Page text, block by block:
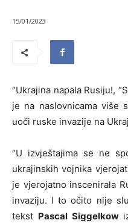
15/01/2023
“Ukrajina napala Rusiju!,
je na naslovnicama više
uoči ruske invazije na
“U izvještajima se ne
ukrajinskih vojnika
je vjerojatno inscenirala
invaziju. I to očito nije
tekst Pascal Siggelkow